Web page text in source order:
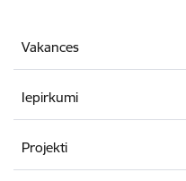
Vakances
Iepirkumi
Projekti